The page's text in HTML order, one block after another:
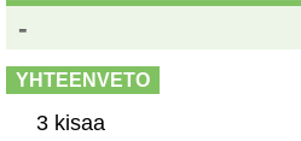
-
YHTEENVETO
3 kisaa